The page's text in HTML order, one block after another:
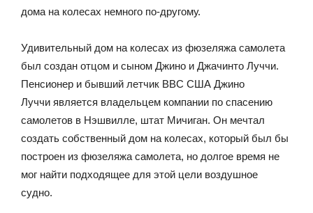
дома на колесах немного по-другому.
Удивительный дом на колесах из фюзеляжа самолета
был создан отцом и сыном Джино и Джачинто Луччи.
Пенсионер и бывший летчик ВВС США Джино
Луччи является владельцем компании по спасению
самолетов в Нэшвилле, штат Мичиган. Он мечтал
создать собственный дом на колесах, который был бы
построен из фюзеляжа самолета, но долгое время не
мог найти подходящее для этой цели воздушное
судно.